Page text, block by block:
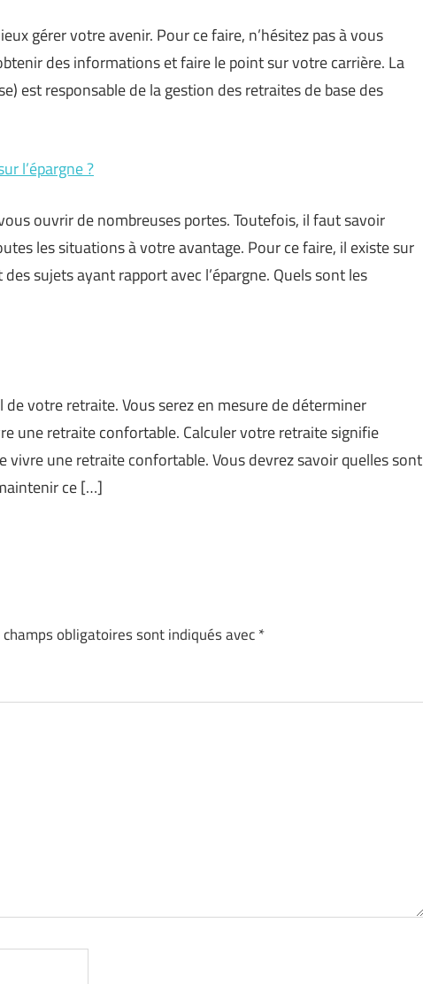
gérer votre avenir. Pour ce faire, n’hésitez pas à vous
des informations et faire le point sur votre carrière. La
est responsable de la gestion des retraites de base des
l’épargne ?
ouvrir de nombreuses portes. Toutefois, il faut savoir
les situations à votre avantage. Pour ce faire, il existe sur
sujets ayant rapport avec l’épargne. Quels sont les
votre retraite. Vous serez en mesure de déterminer
une retraite confortable. Calculer votre retraite signifie
vivre une retraite confortable. Vous devrez savoir quelles sont
ce […]
champs obligatoires sont indiqués avec*